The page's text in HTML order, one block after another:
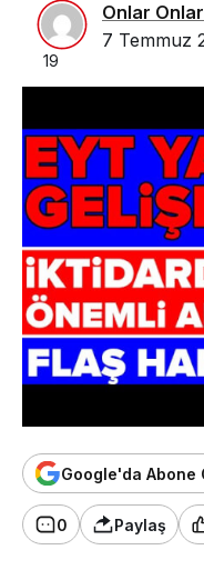
Onlar Onlar
7 Temmuz
19
Google'da Abone
0 Paylaş